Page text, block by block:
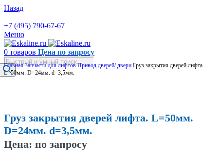
Назад
+7 (495) 790-67-67
Меню
0 товаров Цена по запросу
Поиск
товаров
ГлавнаяЗапчасти для лифтовПривод дверей/ двери Груз закрытия дверей лифта.
L=50мм. D=24мм. d=3,5мм.
Груз закрытия дверей лифта. L=50мм.
D=24мм. d=3,5мм.
Цена: по запросу